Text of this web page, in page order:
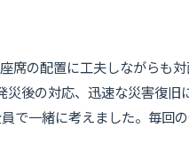
の配置に工夫しながらも対
後の対応、迅速な災害復旧
で一緒に考えました。毎回